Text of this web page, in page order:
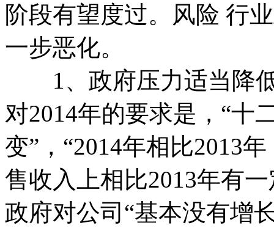
阶段有望度过。风险 行
一步恶化。
1、政府压力适当降低
对2014年的要求是，“十
变”，“2014年相比2013
售收入上相比2013年有
政府对公司“基本没有增